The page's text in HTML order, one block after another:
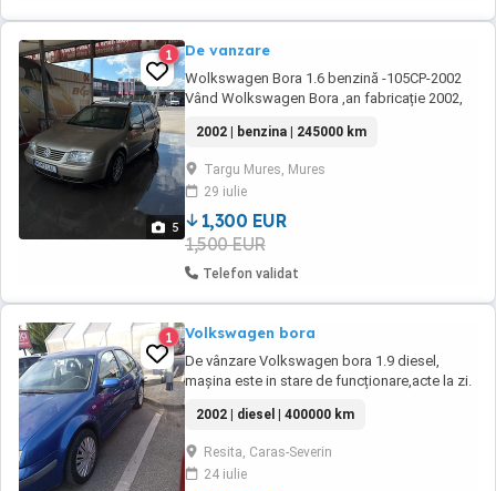
5
1 De vanzare
Wolkswagen Bora 1.6 benzină -105CP-2002
Vând Wolkswagen Bora ,an fabricație 2002,
Dotări: Climatronic Trapă 4 geamuri electrice
Cârlig remorcare Închidere centralizată etc.
Mașina este în stare bună de funcționare ,
întreținută și folosită zilnic! An:2002 Motor:1.6
...
2002 | benzina | 245000 km
Targu Mures, Mures
29 iulie
1,300 EUR
1,500 EUR
Telefon validat
1 Volkswagen bora
De vânzare Volkswagen bora 1.9 diesel,
mașina este in stare de funcționare,acte la zi.
2002 | diesel | 400000 km
Resita, Caras-Severin
24 iulie